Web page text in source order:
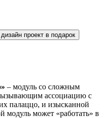
проект в подарок
– модуль со сложным
ассоциацию с
палаццо, и изысканной
модуль может «работать» в